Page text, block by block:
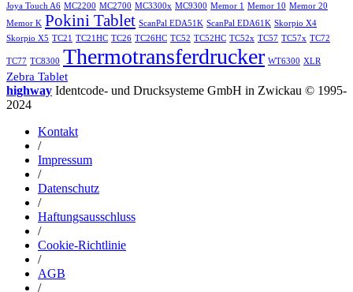
Joya Touch A6 MC2200 MC2700 MC3300x MC9300 Memor 1 Memor 10 Memor 20
Memor K Pokini Tablet ScanPal EDA51K ScanPal EDA61K Skorpio X4
Skorpio X5 TC21 TC21HC TC26 TC26HC TC52 TC52HC TC52x TC57 TC57x TC72
TC77 TC8300 Thermotransferdrucker WT6300 XLR
Zebra Tablet
highway Identcode- und Drucksysteme GmbH in Zwickau © 1995-
2024
Kontakt
/
Impressum
/
Datenschutz
/
Haftungsausschluss
/
Cookie-Richtlinie
/
AGB
/